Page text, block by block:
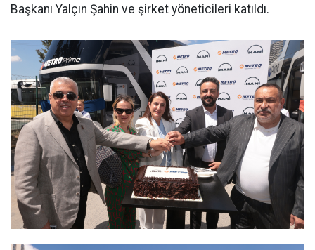
Başkanı Yalçın Şahin ve şirket yöneticileri katıldı.